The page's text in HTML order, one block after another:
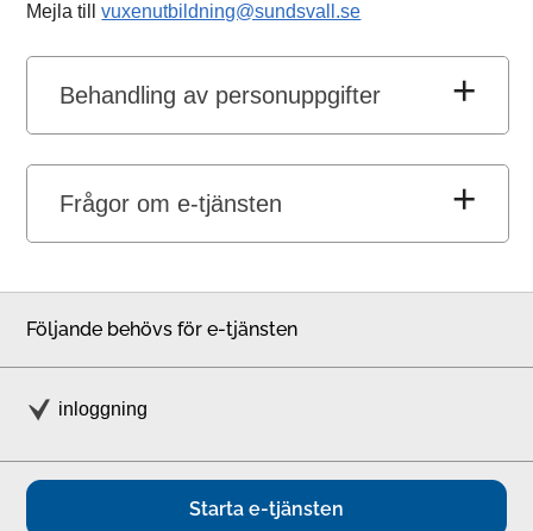
Mejla tillvuxenutbildning@sundsvall.se
Behandling av personuppgifter
Frågor om e-tjänsten
Följande behövs för e-tjänsten
inloggning
Starta e-tjänsten